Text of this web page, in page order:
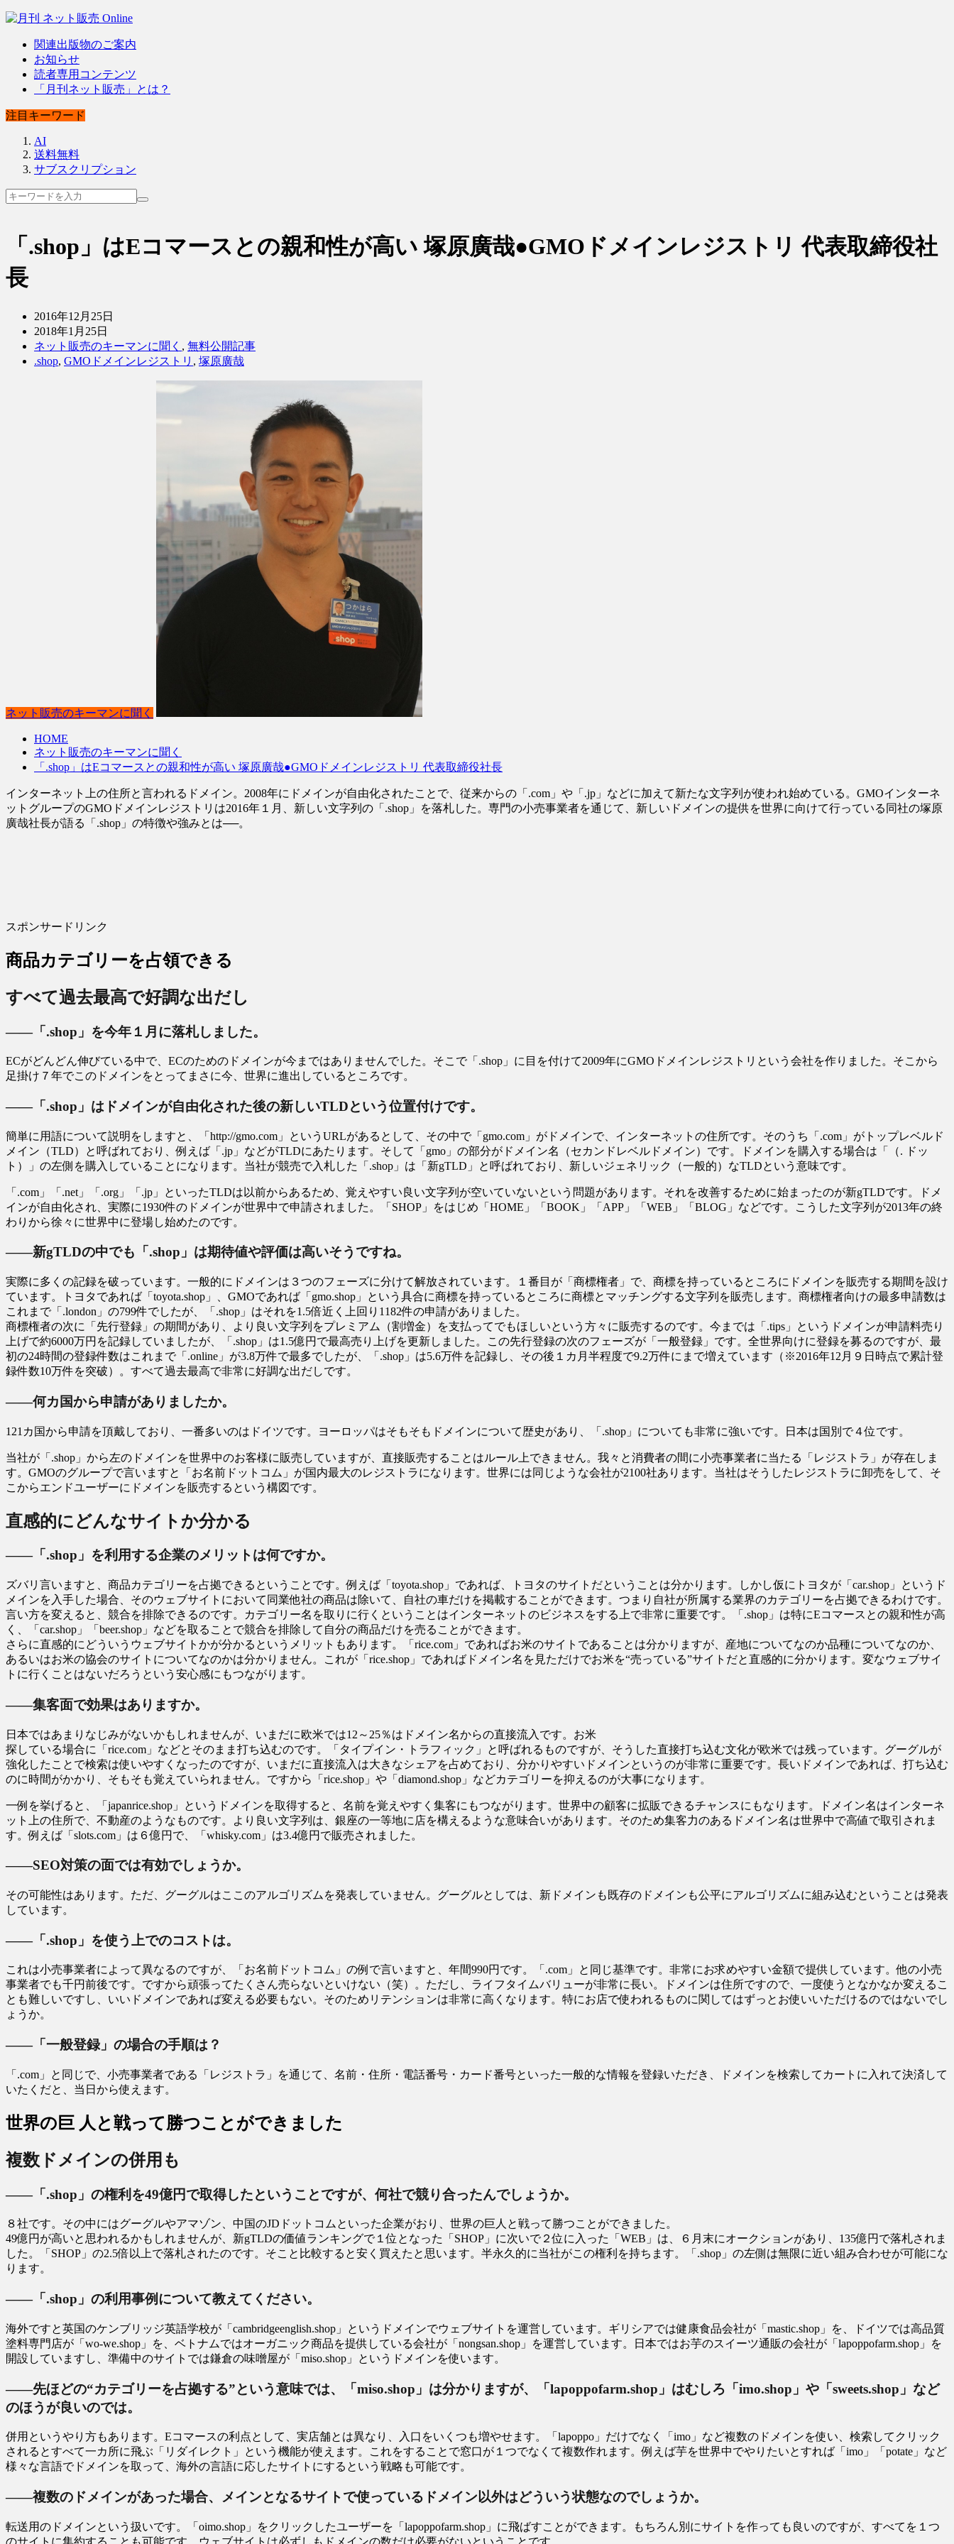
関連出版物のご案内
お知らせ
読者専用コンテンツ
「月刊ネット販売」とは？
注目キーワード
AI
送料無料
サブスクリプション
「.shop」はEコマースとの親和性が高い 塚原廣哉●GMOドメインレジストリ 代表取締役社
長
2016年12月25日
2018年1月25日
ネット販売のキーマンに聞く , 無料公開記事
.shop, GMOドメインレジストリ , 塚原廣哉
ネット販売のキーマンに聞く
HOME
ネット販売のキーマンに聞く
「.shop」はEコマースとの親和性が高い 塚原廣哉●GMOドメインレジストリ 代表取締役社長
インターネット上の住所と言われるドメイン。2008年にドメインが自由化されたことで、従来からの「.com」や「.jp」などに加えて新たな文字列が使われ始めている。GMOインターネ
ットグループのGMOドメインレジストリは2016年１月、新しい文字列の「.shop」を落札した。専門の小売事業者を通じて、新しいドメインの提供を世界に向けて行っている同社の塚原
廣哉社長が語る「.shop」の特徴や強みとは──。
スポンサードリンク
商品カテゴリーを占領できる
すべて過去最高で好調な出だし
――「.shop」を今年１月に落札しました。
ECがどんどん伸びている中で、ECのためのドメインが今まではありませんでした。そこで「.shop」に目を付けて2009年にGMOドメインレジストリという会社を作りました。そこから
足掛け７年でこのドメインをとってまさに今、世界に進出しているところです。
――「.shop」はドメインが自由化された後の新しいTLDという位置付けです。
簡単に用語について説明をしますと、「http://gmo.com」というURLがあるとして、その中で「gmo.com」がドメインで、インターネットの住所です。そのうち「.com」がトップレベルド
メイン（TLD）と呼ばれており、例えば「.jp」などがTLDにあたります。そして「gmo」の部分がドメイン名（セカンドレベルドメイン）です。ドメインを購入する場合は「（. ドッ
ト）」の左側を購入していることになります。当社が競売で入札した「.shop」は「新gTLD」と呼ばれており、新しいジェネリック（一般的）なTLDという意味です。
「.com」「.net」「.org」「.jp」といったTLDは以前からあるため、覚えやすい良い文字列が空いていないという問題があります。それを改善するために始まったのが新gTLDです。ドメ
インが自由化され、実際に1930件のドメインが世界中で申請されました。「SHOP」をはじめ「HOME」「BOOK」「APP」「WEB」「BLOG」などです。こうした文字列が2013年の終
わりから徐々に世界中に登場し始めたのです。
――新gTLDの中でも「.shop」は期待値や評価は高いそうですね。
実際に多くの記録を破っています。一般的にドメインは３つのフェーズに分けて解放されています。１番目が「商標権者」で、商標を持っているところにドメインを販売する期間を設け
ています。トヨタであれば「toyota.shop」、GMOであれば「gmo.shop」という具合に商標を持っているところに商標とマッチングする文字列を販売します。商標権者向けの最多申請数は
これまで「.london」の799件でしたが、「.shop」はそれを1.5倍近く上回り1182件の申請がありました。
商標権者の次に「先行登録」の期間があり、より良い文字列をプレミアム（割増金）を支払ってでもほしいという方々に販売するのです。今までは「.tips」というドメインが申請料売り
上げで約6000万円を記録していましたが、「.shop」は1.5億円で最高売り上げを更新しました。この先行登録の次のフェーズが「一般登録」です。全世界向けに登録を募るのですが、最
初の24時間の登録件数はこれまで「.online」が3.8万件で最多でしたが、「.shop」は5.6万件を記録し、その後１カ月半程度で9.2万件にまで増えています（※2016年12月９日時点で累計登
録件数10万件を突破）。すべて過去最高で非常に好調な出だしです。
――何カ国から申請がありましたか。
121カ国から申請を頂戴しており、一番多いのはドイツです。ヨーロッパはそもそもドメインについて歴史があり、「.shop」についても非常に強いです。日本は国別で４位です。
当社が「.shop」から左のドメインを世界中のお客様に販売していますが、直接販売することはルール上できません。我々と消費者の間に小売事業者に当たる「レジストラ」が存在しま
す。GMOのグループで言いますと「お名前ドットコム」が国内最大のレジストラになります。世界には同じような会社が2100社あります。当社はそうしたレジストラに卸売をして、そ
こからエンドユーザーにドメインを販売するという構図です。
直感的にどんなサイトか分かる
――「.shop」を利用する企業のメリットは何ですか。
ズバリ言いますと、商品カテゴリーを占拠できるということです。例えば「toyota.shop」であれば、トヨタのサイトだということは分かります。しかし仮にトヨタが「car.shop」というド
メインを入手した場合、そのウェブサイトにおいて同業他社の商品は除いて、自社の車だけを掲載することができます。つまり自社が所属する業界のカテゴリーを占拠できるわけです。
言い方を変えると、競合を排除できるのです。カテゴリー名を取りに行くということはインターネットのビジネスをする上で非常に重要です。「.shop」は特にEコマースとの親和性が高
く、「car.shop」「beer.shop」などを取ることで競合を排除して自分の商品だけを売ることができます。
さらに直感的にどういうウェブサイトかが分かるというメリットもあります。「rice.com」であればお米のサイトであることは分かりますが、産地についてなのか品種についてなのか、
あるいはお米の協会のサイトについてなのかは分かりません。これが「rice.shop」であればドメイン名を見ただけでお米を“売っている”サイトだと直感的に分かります。変なウェブサイ
トに行くことはないだろうという安心感にもつながります。
――集客面で効果はありますか。
日本ではあまりなじみがないかもしれませんが、いまだに欧米では12～25％はドメイン名からの直接流入です。お米
探している場合に「rice.com」などとそのまま打ち込むのです。「タイプイン・トラフィック」と呼ばれるものですが、そうした直接打ち込む文化が欧米では残っています。グーグルが
強化したことで検索は使いやすくなったのですが、いまだに直接流入は大きなシェアを占めており、分かりやすいドメインというのが非常に重要です。長いドメインであれば、打ち込む
のに時間がかかり、そもそも覚えていられません。ですから「rice.shop」や「diamond.shop」などカテゴリーを抑えるのが大事になります。
一例を挙げると、「japanrice.shop」というドメインを取得すると、名前を覚えやすく集客にもつながります。世界中の顧客に拡販できるチャンスにもなります。ドメイン名はインターネ
ット上の住所で、不動産のようなものです。より良い文字列は、銀座の一等地に店を構えるような意味合いがあります。そのため集客力のあるドメイン名は世界中で高値で取引されま
す。例えば「slots.com」は６億円で、「whisky.com」は3.4億円で販売されました。
――SEO対策の面では有効でしょうか。
その可能性はあります。ただ、グーグルはここのアルゴリズムを発表していません。グーグルとしては、新ドメインも既存のドメインも公平にアルゴリズムに組み込むということは発表
しています。
――「.shop」を使う上でのコストは。
これは小売事業者によって異なるのですが、「お名前ドットコム」の例で言いますと、年間990円です。「.com」と同じ基準です。非常にお求めやすい金額で提供しています。他の小売
事業者でも千円前後です。ですから頑張ってたくさん売らないといけない（笑）。ただし、ライフタイムバリューが非常に長い。ドメインは住所ですので、一度使うとなかなか変えるこ
とも難しいですし、いいドメインであれば変える必要もない。そのためリテンションは非常に高くなります。特にお店で使われるものに関してはずっとお使いいただけるのではないでし
ょうか。
――「一般登録」の場合の手順は？
「.com」と同じで、小売事業者である「レジストラ」を通じて、名前・住所・電話番号・カード番号といった一般的な情報を登録いただき、ドメインを検索してカートに入れて決済して
いたくだと、当日から使えます。
世界の巨 人と戦って勝つことができました
複数ドメインの併用も
――「.shop」の権利を49億円で取得したということですが、何社で競り合ったんでしょうか。
８社です。その中にはグーグルやアマゾン、中国のJDドットコムといった企業がおり、世界の巨人と戦って勝つことができました。
49億円が高いと思われるかもしれませんが、新gTLDの価値ランキングで１位となった「SHOP」に次いで２位に入った「WEB」は、６月末にオークションがあり、135億円で落札されま
した。「SHOP」の2.5倍以上で落札されたのです。そこと比較すると安く買えたと思います。半永久的に当社がこの権利を持ちます。「.shop」の左側は無限に近い組み合わせが可能にな
ります。
――「.shop」の利用事例について教えてください。
海外ですと英国のケンブリッジ英語学校が「cambridgeenglish.shop」というドメインでウェブサイトを運営しています。ギリシアでは健康食品会社が「mastic.shop」を、ドイツでは高品質
塗料専門店が「wo-we.shop」を、ベトナムではオーガニック商品を提供している会社が「nongsan.shop」を運営しています。日本ではお芋のスイーツ通販の会社が「lapoppofarm.shop」を
開設していますし、準備中のサイトでは鎌倉の味噌屋が「miso.shop」というドメインを使います。
――先ほどの“カテゴリーを占拠する”という意味では、「miso.shop」は分かりますが、「lapoppofarm.shop」はむしろ「imo.shop」や「sweets.shop」など
のほうが良いのでは。
併用というやり方もあります。Eコマースの利点として、実店舗とは異なり、入口をいくつも増やせます。「lapoppo」だけでなく「imo」など複数のドメインを使い、検索してクリック
されるとすべて一カ所に飛ぶ「リダイレクト」という機能が使えます。これをすることで窓口が１つでなくて複数作れます。例えば芋を世界中でやりたいとすれば「imo」「potate」など
様々な言語でドメインを取って、海外の言語に応したサイトにするという戦略も可能です。
――複数のドメインがあった場合、メインとなるサイトで使っているドメイン以外はどういう状態なのでしょうか。
転送用のドメインという扱いです。「oimo.shop」をクリックしたユーザーを「lapoppofarm.shop」に飛ばすことができます。もちろん別にサイトを作っても良いのですが、すべてを１つ
のサイトに集約することも可能です。ウェブサイトは必ずしもドメインの数だけ必要がないということです。